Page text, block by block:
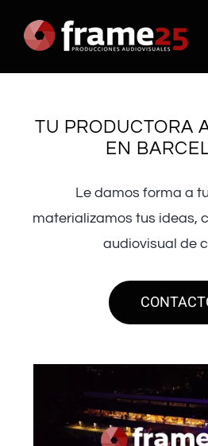
TU PRODUCTORA
EN
Le damos forma a
materializamos tus ideas,
audiovisual de